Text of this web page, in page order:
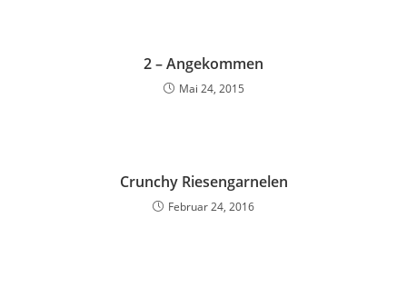
2 – Angekommen
Mai 24, 2015
Crunchy Riesengarnelen
Februar 24, 2016